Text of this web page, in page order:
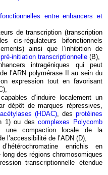
entre enhancers et
de transcription (transcription
cis-régulateurs bifonctionnels
ainsi que l’inhibition de
initiation transcriptionnelle (B),
intragéniques qui peut
l’ARN polymérase II au sein du
expression tout en favorisant
d’induire localement un
dépôt de marques répressives,
(HDAC), desprotéines
1) ou descomplexes Polycomb
une compaction locale de la
l’accessibilité de l’ADN (D),
enrichis en
des régions chromosomiques
transcriptionnelle étendue